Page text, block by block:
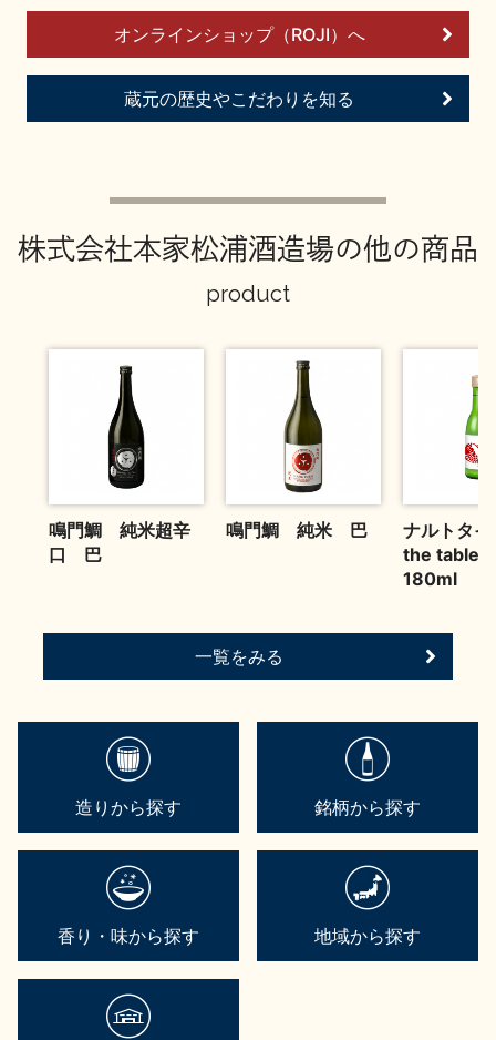
オンラインショップ（ROJI）へ
蔵元の歴史やこだわりを知る
株式会社本家松浦酒造場の他の商品
product
鳴門鯛 純米超辛
口 巴
鳴門鯛 純米 巴
ナルトタ
the table
180ml
一覧をみる
造りから探す 銘柄から探す
香り・味から探す 地域から探す